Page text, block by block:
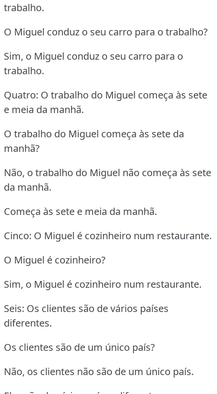
trabalho.
O Miguel conduz o seu carro para o trabalho?
Sim, o Miguel conduz o seu carro para o
trabalho.
Quatro: O trabalho do Miguel começa às sete
e meia da manhã.
O trabalho do Miguel começa às sete da
manhã?
Não, o trabalho do Miguel não começa às sete
da manhã.
Começa às sete e meia da manhã.
Cinco: O Miguel é cozinheiro num restaurante.
O Miguel é cozinheiro?
Sim, o Miguel é cozinheiro num restaurante.
Seis: Os clientes são de vários países
diferentes.
Os clientes são de um único país?
Não, os clientes não são de um único país.